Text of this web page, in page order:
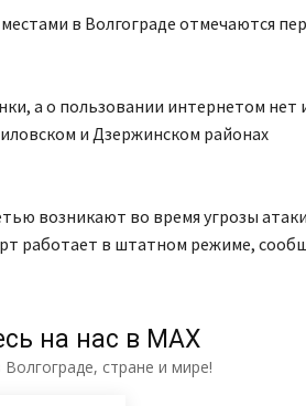
в Волгограде отмечаются
а о пользовании интернетом нет
и Дзержинском районах
возникают во время угрозы атаки
работает в штатном режиме,
на нас в МАХ
стране и мире!